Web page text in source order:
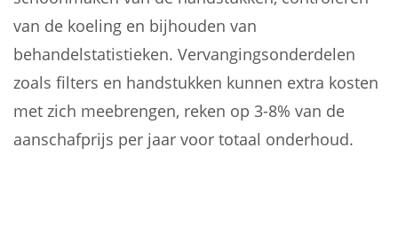
van de koeling en bijhouden van
behandelstatistieken. Vervangingsonderdelen
zoals filters en handstukken kunnen extra kosten
met zich meebrengen, reken op 3-8% van de
aanschafprijs per jaar voor totaal onderhoud.